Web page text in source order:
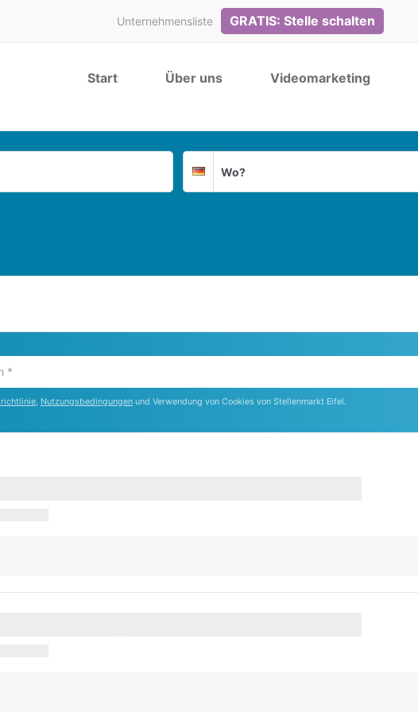
GRATIS: Stelle schalten
Unternehmensliste
Start Über uns Videomarketing
Deutschland
, Nutzungsbedingungen und Verwendung von Cookies von Stellenmarkt Eifel.